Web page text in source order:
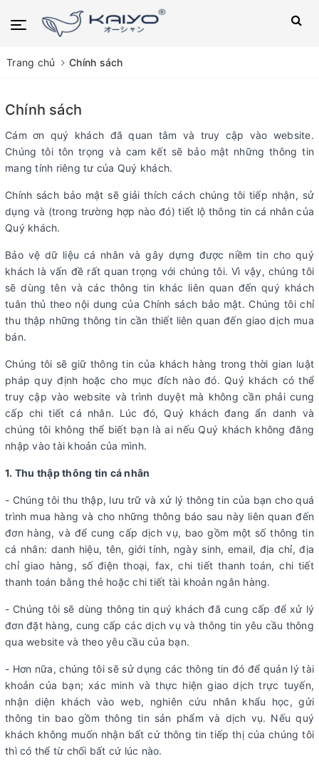
Trang chủ Chính sách
Chính sách
Cám ơn quý khách đã quan tâm và truy cập vào website.
Chúng tôi tôn trọng và cam kết sẽ bảo mật những thông tin
mang tính riêng tư của Quý khách.
Chính sách bảo mật sẽ giải thích cách chúng tôi tiếp nhận, sử
dụng và (trong trường hợp nào đó) tiết lộ thông tin cá nhân của
Quý khách.
Bảo vệ dữ liệu cá nhân và gây dựng được niềm tin cho quý
khách là vấn đề rất quan trọng với chúng tôi. Vì vậy, chúng tôi
sẽ dùng tên và các thông tin khác liên quan đến quý khách
tuân thủ theo nội dung của Chính sách bảo mật. Chúng tôi chỉ
thu thập những thông tin cần thiết liên quan đến giao dịch mua
bán.
Chúng tôi sẽ giữ thông tin của khách hàng trong thời gian luật
pháp quy định hoặc cho mục đích nào đó. Quý khách có thể
truy cập vào website và trình duyệt mà không cần phải cung
cấp chi tiết cá nhân. Lúc đó, Quý khách đang ẩn danh và
chúng tôi không thể biết bạn là ai nếu Quý khách không đăng
nhập vào tài khoản của mình.
1. Thu thập thông tin cá nhân
- Chúng tôi thu thập, lưu trữ và xử lý thông tin của bạn cho quá
trình mua hàng và cho những thông báo sau này liên quan đến
đơn hàng, và để cung cấp dịch vụ, bao gồm một số thông tin
cá nhân: danh hiệu, tên, giới tính, ngày sinh, email, địa chỉ, địa
chỉ giao hàng, số điện thoại, fax, chi tiết thanh toán, chi tiết
thanh toán bằng thẻ hoặc chi tiết tài khoản ngân hàng.
- Chúng tôi sẽ dùng thông tin quý khách đã cung cấp để xử lý
đơn đặt hàng, cung cấp các dịch vụ và thông tin yêu cầu thông
qua website và theo yêu cầu của bạn.
- Hơn nữa, chúng tôi sẽ sử dụng các thông tin đó để quản lý tài
khoản của bạn; xác minh và thực hiện giao dịch trực tuyến,
nhận diện khách vào web, nghiên cứu nhân khẩu học, gửi
thông tin bao gồm thông tin sản phẩm và dịch vụ. Nếu quý
khách không muốn nhận bất cứ thông tin tiếp thị của chúng tôi
thì có thể từ chối bất cứ lúc nào.